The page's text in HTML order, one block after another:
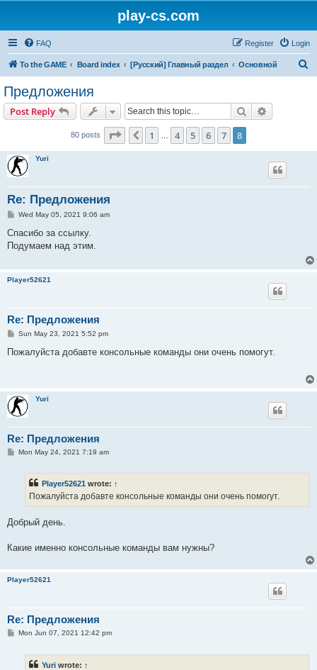
play-cs.com
FAQ Login
Register
To the GAME Board index [Русский] Главный раздел Основной
Предложения
Post Reply Search
80 posts Page of8
Previous
1 4 5 6 7 8
Yuri
Re: Предложения
P
s
Wed May 05, 2021 9:06 am
Спасибо за ссылку.
Подумаем над этим.
Player52621
Re: Предложения
P
s
Sun May 23, 2021 5:52 pm
Пожалуйста добавте консольные команды они очень помогут.
Yuri
Re: Предложения
PMon May 24, 2021 7:19 am
Player52621 wrote: ↑
Пожалуйста добавте консольные команды они очень помогут.
Добрый день.
Какие именно консольные команды вам нужны?
Player52621
Re: Предложения
PMon Jun 07, 2021 12:42 pm
Yuri wrote: ↑